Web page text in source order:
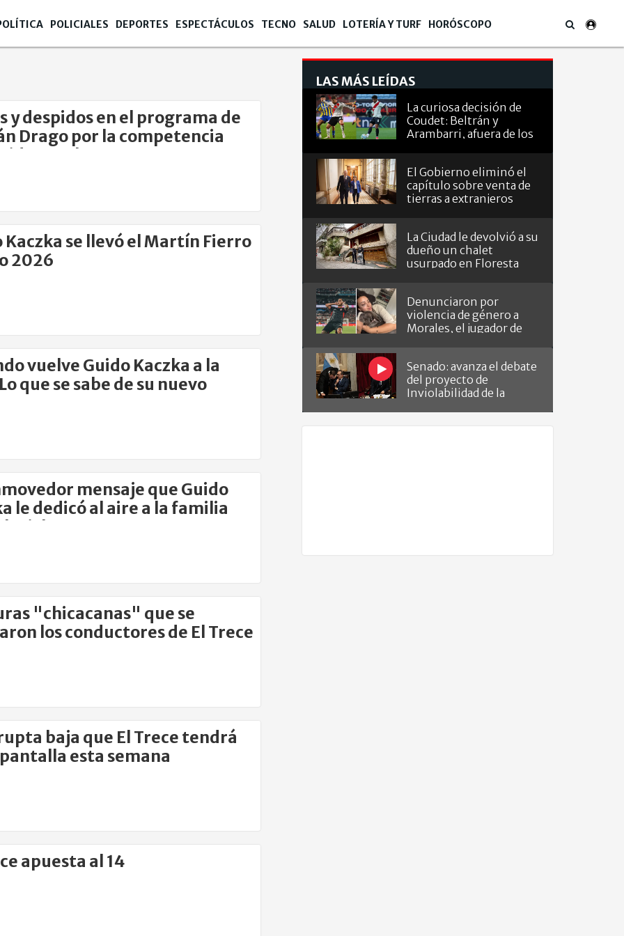
POLICIALES DEPORTES ESPECTÁCULOS TECNO SALUD LOTERÍA Y TURF HORÓSCOPO
y despidos en el programa de
Drago por la competencia
Kazcka
Kaczka se llevó el Martín Fierro
2026
vuelve Guido Kaczka a la
que se sabe de su nuevo
mensaje que Guido
le dedicó al aire a la familia
"chicacanas" que se
los conductores de El Trece
baja que El Trece tendrá
esta semana
apuesta al 14
LAS MÁS LEÍDAS
La curiosa decisión de
Coudet: Beltrán y
Arambarri, afuera de los
El Gobierno eliminó el
capítulo sobre venta de
tierras a extranjeros
La Ciudad le devolvió a su
dueño un chalet
usurpado en Floresta
Denunciaron por
violencia de género a
Morales, el jugador de
Senado: avanza el debate
del proyecto de
Inviolabilidad de la